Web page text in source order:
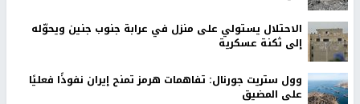
الاحتلال يستولي على منزل في عرابة جنوب جنين ويحوّله
إلى ثكنة عسكرية
وول ستريت جورنال: تفاهمات هرمز تمنح إيران نفوذًا فعليًا
على المضيق